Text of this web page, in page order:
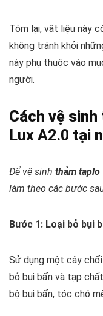
Tóm lại, vật liệu này
không tránh khỏi
này phụ thuộc vào
người.
Cách vệ
Lux A2.0 tại
Để vệ sinh thảm taplo
làm theo các bước
Bước 1: Loại bỏ bụi
Sử dụng một cây
bỏ bụi bẩn và tạp
bộ bụi bẩn, tóc chó